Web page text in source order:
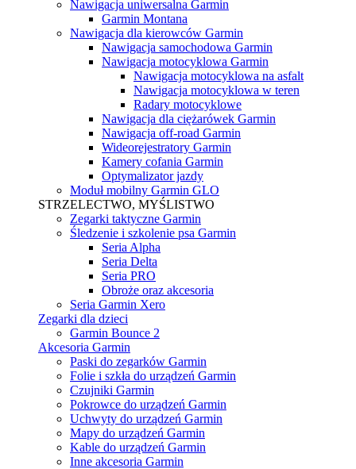
Nawigacja uniwersalna Garmin
Garmin Montana
Nawigacja dla kierowców Garmin
Nawigacja samochodowa Garmin
Nawigacja motocyklowa Garmin
Nawigacja motocyklowa na asfalt
Nawigacja motocyklowa w teren
Radary motocyklowe
Nawigacja dla ciężarówek Garmin
Nawigacja off-road Garmin
Wideorejestratory Garmin
Kamery cofania Garmin
Optymalizator jazdy
Moduł mobilny Garmin GLO
STRZELECTWO, MYŚLISTWO
Zegarki taktyczne Garmin
Śledzenie i szkolenie psa Garmin
Seria Alpha
Seria Delta
Seria PRO
Obroże oraz akcesoria
Seria Garmin Xero
Zegarki dla dzieci
Garmin Bounce 2
Akcesoria Garmin
Paski do zegarków Garmin
Folie i szkła do urządzeń Garmin
Czujniki Garmin
Pokrowce do urządzeń Garmin
Uchwyty do urządzeń Garmin
Mapy do urządzeń Garmin
Kable do urządzeń Garmin
Inne akcesoria Garmin